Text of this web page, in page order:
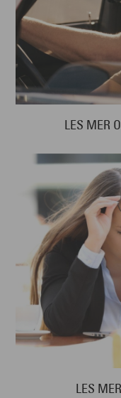
LES MER
LES